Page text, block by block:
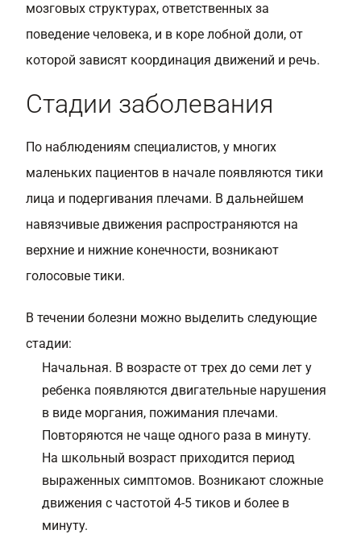
мозговых структурах, ответственных за
поведение человека, и в коре лобной доли, от
которой зависят координация движений и речь.
Стадии заболевания
По наблюдениям специалистов, у многих
маленьких пациентов в начале появляются тики
лица и подергивания плечами. В дальнейшем
навязчивые движения распространяются на
верхние и нижние конечности, возникают
голосовые тики.
В течении болезни можно выделить следующие
стадии:
Начальная. В возрасте от трех до семи лет у
ребенка появляются двигательные нарушения
в виде моргания, пожимания плечами.
Повторяются не чаще одного раза в минуту.
На школьный возраст приходится период
выраженных симптомов. Возникают сложные
движения с частотой 4-5 тиков и более в
минуту.